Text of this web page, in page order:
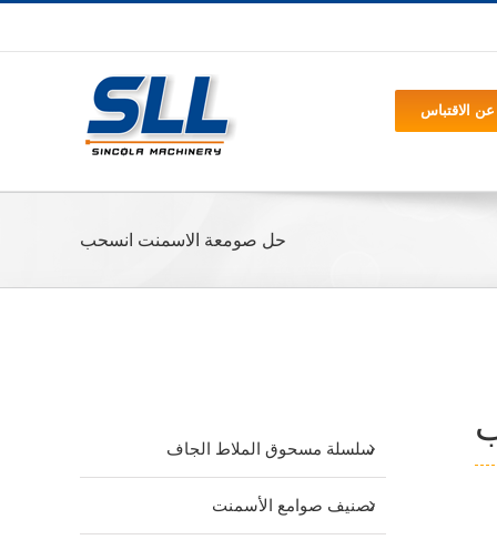
الاقتباس
حل صومعة الاسمنت انسحب
سلسلة مسحوق الملاط الجاف
تصنيف صوامع الأسمنت